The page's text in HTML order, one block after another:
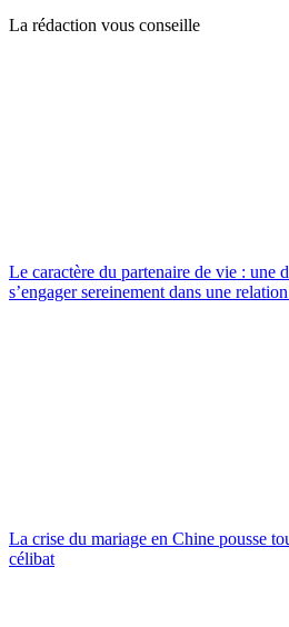
La rédaction vous conseille
Le caractère du partenaire de vie : une
s’engager sereinement dans une
La crise du mariage en Chine pousse
célibat